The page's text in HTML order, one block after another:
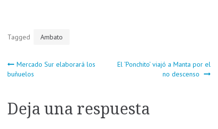
Tagged Ambato
Navegación
entradas
Mercado Sur elaborará los
buñuelos
El ‘Ponchito’ viajó a Manta por el
no descenso
Deja una respuesta